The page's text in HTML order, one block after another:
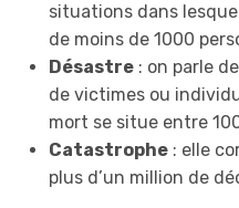
situations dans
de moins de 1000
Désastre: on parle
de victimes ou
mort se situe entre
Catastrophe: elle
plus d’un million de